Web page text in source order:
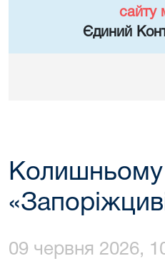
сайту
Єдиний
09 червня 2026,